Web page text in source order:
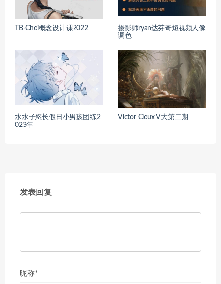
TB-Choi概念设计课2022
摄影师ryan达芬奇短视频人像
调色
水水子悠长假日小男孩团练2
023年
Victor Cloux V大第二期
发表回复
昵称*